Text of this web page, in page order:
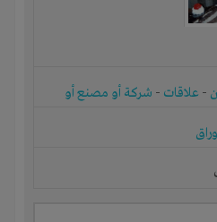
- علاقات - شركة أو مصنع أو